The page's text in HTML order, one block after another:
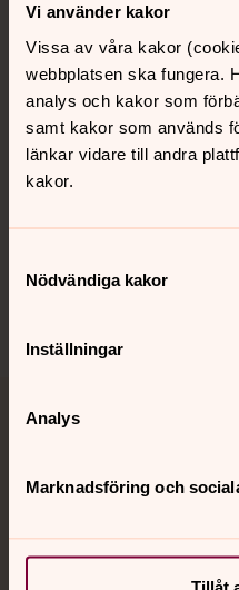
Vi använder kakor
Vissa av våra kakor
webbplatsen ska fungera.
analys och kakor som
samt kakor som används
länkar vidare till andra
kakor.
Nödvändiga kakor
Inställningar
Analys
Marknadsföring och
Tillåt
Kalender
Hitta snabbt
Jourhavande präst
Akut samtals- och
med en präst på kvällar